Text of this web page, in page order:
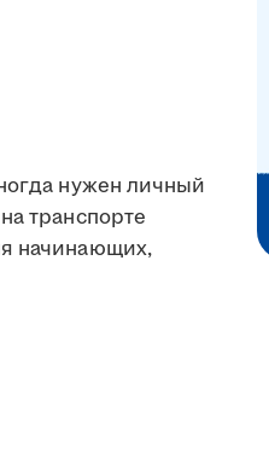
нужен личный
транспорте
начинающих,